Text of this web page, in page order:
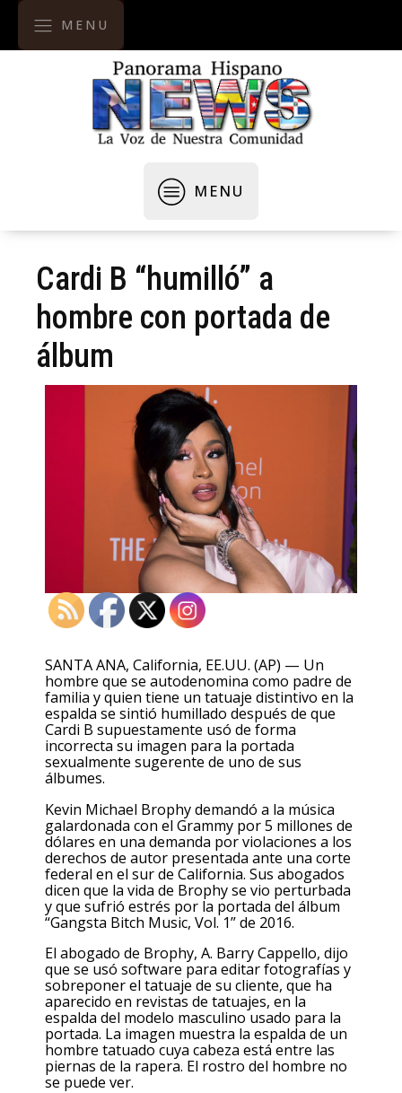
MENU
MENU
Cardi B “humilló” a
hombre con portada de
álbum
SANTA ANA, California, EE.UU. (AP) — Un
hombre que se autodenomina como padre de
familia y quien tiene un tatuaje distintivo en la
espalda se sintió humillado después de que
Cardi B supuestamente usó de forma
incorrecta su imagen para la portada
sexualmente sugerente de uno de sus
álbumes.
Kevin Michael Brophy demandó a la música
galardonada con el Grammy por 5 millones de
dólares en una demanda por violaciones a los
derechos de autor presentada ante una corte
federal en el sur de California. Sus abogados
dicen que la vida de Brophy se vio perturbada
y que sufrió estrés por la portada del álbum
“Gangsta Bitch Music, Vol. 1” de 2016.
El abogado de Brophy, A. Barry Cappello, dijo
que se usó software para editar fotografías y
sobreponer el tatuaje de su cliente, que ha
aparecido en revistas de tatuajes, en la
espalda del modelo masculino usado para la
portada. La imagen muestra la espalda de un
hombre tatuado cuya cabeza está entre las
piernas de la rapera. El rostro del hombre no
se puede ver.